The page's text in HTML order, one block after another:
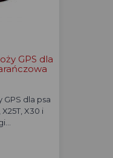
GPS dla
GPS dla psa
X30 i